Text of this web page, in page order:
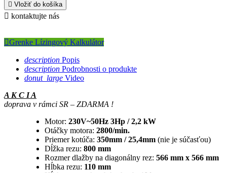
 Vložiť do košíka
 kontaktujte nás
Grenke Lízingový Kalkulátor
description Popis
description Podrobnosti o produkte
donut_large Video
A K C I A
doprava v rámci SR – ZDARMA !
Motor: 230V~50Hz 3Hp / 2,2 kW
Otáčky motora: 2800/min.
Priemer kotúča: 350mm / 25,4mm (nie je súčasťou)
Dĺžka rezu: 800 mm
Rozmer dlažby na diagonálny rez: 566 mm x 566 mm
Hĺbka rezu: 110 mm